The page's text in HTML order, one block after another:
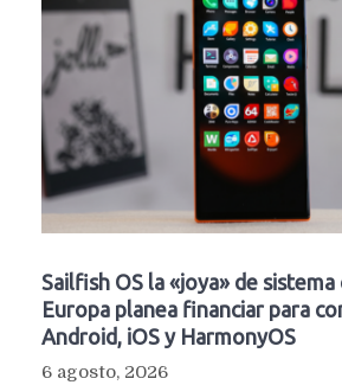
Sailfish OS la «joya» de
Europa planea financiar para
Android, iOS y HarmonyOS
6 agosto, 2026